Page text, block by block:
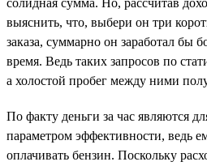
выяснить, что, выбери он три
заказа, суммарно он заработал бы
время. Ведь таких запросов по
а холостой пробег между ними
По факту деньги за час являются
параметром эффективности, ведь
оплачивать бензин. Поскольку